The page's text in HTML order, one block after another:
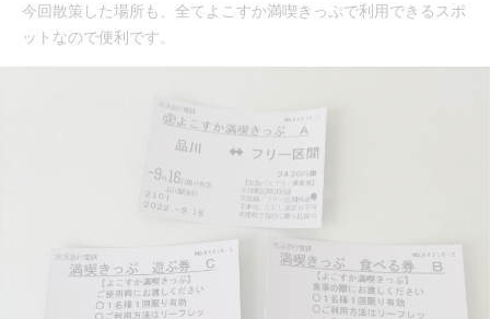
今回散策した場所も、全てよこすか満喫きっぷで利用できるスポ
ットなので便利です。